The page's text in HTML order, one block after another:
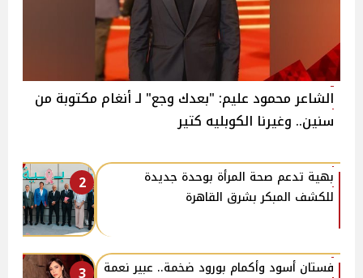
الشاعر محمود عليم: "بعدك وجع" لـ أنغام مكتوبة من
سنين.. وغيرنا الكوبليه كتير
2
بهية تدعم صحة المرأة بوحدة جديدة
للكشف المبكر بشرق القاهرة
فستان أسود وأكمام بورود ضخمة.. عبير نعمة